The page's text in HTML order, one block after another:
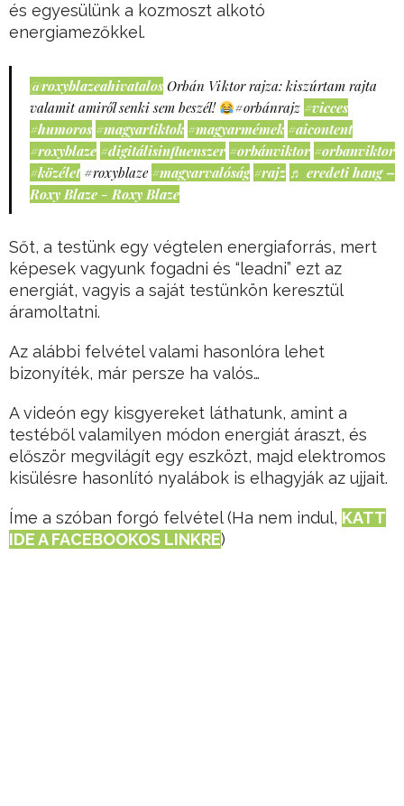
és egyesülünk a kozmoszt alkotó
energiamezőkkel.
@roxyblazeahivatalos Orbán Viktor rajza: kiszúrtam rajta
valamit amiről senki sem beszél!
#orbánrajz #vicces
#humoros #magyartiktok #magyarmémek #aicontent
#roxyblaze #digitálisinfluenszer #orbánviktor #orbanviktor
#közélet #roxyblaze #magyarvalóság #rajz ♬ eredeti hang –
Roxy Blaze - Roxy Blaze
Sőt, a testünk egy végtelen energiaforrás, mert
képesek vagyunk fogadni és “leadni” ezt az
energiát, vagyis a saját testünkön keresztül
áramoltatni.
Az alábbi felvétel valami hasonlóra lehet
bizonyíték, már persze ha valós…
A videón egy kisgyereket láthatunk, amint a
testéből valamilyen módon energiát áraszt, és
először megvilágít egy eszközt, majd elektromos
kisülésre hasonlító nyalábok is elhagyják az ujjait.
Íme a szóban forgó felvétel (Ha nem indul, KATT
IDE A FACEBOOKOS LINKRE)